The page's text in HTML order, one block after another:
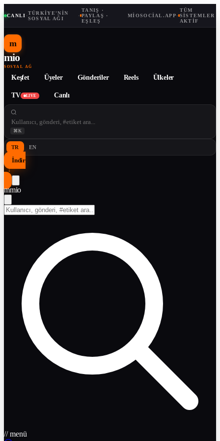
CANLI ·TÜRKIYE'NIN
SOSYAL AĞI
·
TANIŞ ·
PAYLAŞ ·
EŞLEŞ
MIOSOCIAL.APP·
TÜM
SISTEMLER
AKTIF
m
mio
SOSYAL AĞ
Keşfet Üyeler Gönderiler Reels Ülkeler
TV LIVE Canlı
⌘K
TR EN
İndir
↓
mmio
// menü